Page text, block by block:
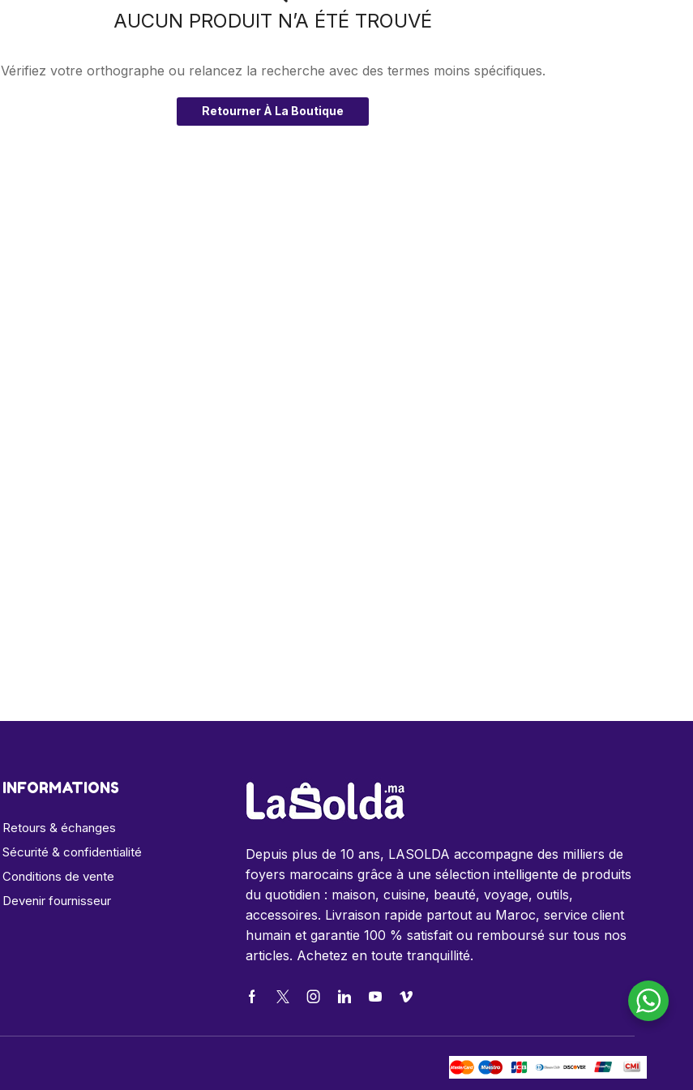
AUCUN PRODUIT N’A ÉTÉ TROUVÉ
Vérifiez votre orthographe ou relancez la recherche avec des termes moins spécifiques.
Retourner À La Boutique
INFORMATIONS
Retours & échanges
Sécurité & confidentialité
Conditions de vente
Devenir fournisseur
Depuis plus de 10 ans, LASOLDA accompagne des milliers de
foyers marocains grâce à une sélection intelligente de produits
du quotidien : maison, cuisine, beauté, voyage, outils,
accessoires. Livraison rapide partout au Maroc, service client
humain et garantie 100 % satisfait ou remboursé sur tous nos
articles. Achetez en toute tranquillité.